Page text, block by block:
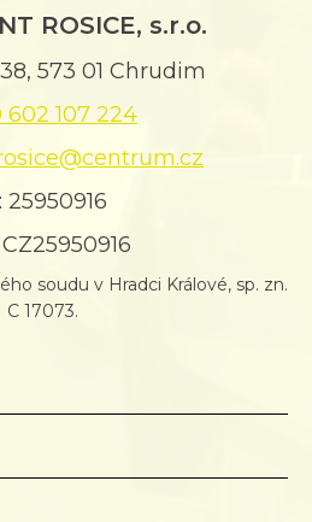
ROSICE, s.r.o.
573 01 Chrudim
602 107 224
25950916
soudu v Hradci Králové, sp. zn.
C 17073.